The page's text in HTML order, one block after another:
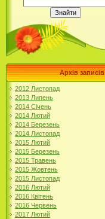
Архів записів
2012 Листопад
2013 Липень
2014 Січень
2014 Лютий
2014 Березень
2014 Листопад
2015 Лютий
2015 Березень
2015 Травень
2015 Жовтень
2015 Листопад
2016 Лютий
2016 Квітень
2016 Червень
2017 Лютий